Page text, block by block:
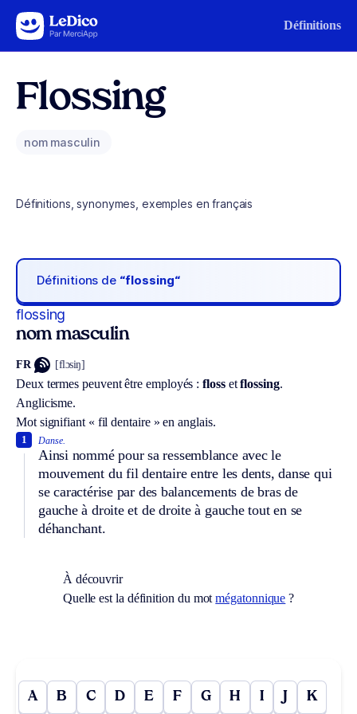
Aller au contenu Définitions
Flossing
nom masculin
Définitions, synonymes, exemples en français
Définitions de “flossing“
flossing
nom masculin
FR [flɔsiŋ]
Deux termes peuvent être employés :flossetflossing.
Anglicisme.
Mot signifiant « fil dentaire » en anglais.
Danse.
Ainsi nommé pour sa ressemblance avec le
mouvement du fil dentaire entre les dents, danse qui
se caractérise par des balancements de bras de
gauche à droite et de droite à gauche tout en se
déhanchant.
1
À découvrir
Quelle est la définition du motmégatonnique ?
A B C D E F G H I J K